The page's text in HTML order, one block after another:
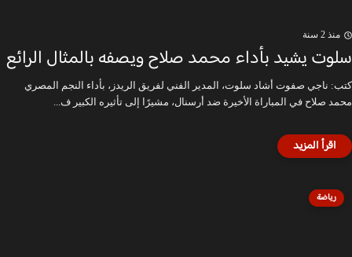
منذ 2 سنة
سلوت يشيد بأداء محمد صلاح ويصفه بالمثال الرائع
كتب: ناجي صفوت أشاد سلوت، المدير الفني لفريق الريدز، بأداء النجم المصري
محمد صلاح في المباراة الأخيرة ضد أرسنال، مشيرًا إلى تأثيره الكبير ف...
رياضة